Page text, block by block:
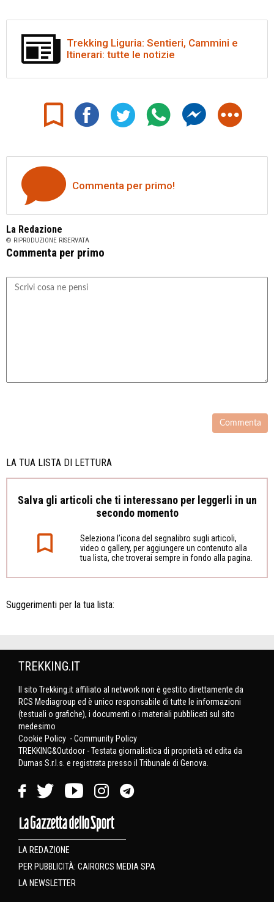
Trekking Liguria: Sentieri, Cammini e
Itinerari: tutte le notizie
Commenta per primo!
La Redazione
© RIPRODUZIONE RISERVATA
Commenta per primo
LA TUA LISTA DI LETTURA
Salva gli articoli che ti interessano per leggerli in un
secondo momento
Seleziona l’icona del segnalibro sugli articoli,
video o gallery, per aggiungere un contenuto alla
tua lista, che troverai sempre in fondo alla pagina.
Suggerimenti per la tua lista:
TREKKING.IT
Il sito Trekking.it affiliato al network non è gestito direttamente da
RCS Mediagroup ed è unico responsabile di tutte le informazioni
(testuali o grafiche), i documenti o i materiali pubblicati sul sito
medesimo
Cookie Policy -Community Policy
TREKKING&Outdoor - Testata giornalistica di proprietà ed edita da
Dumas S.r.l.s. e registrata presso il Tribunale di Genova.
LA REDAZIONE
PER PUBBLICITÀ: CAIRORCS MEDIA SPA
LA NEWSLETTER